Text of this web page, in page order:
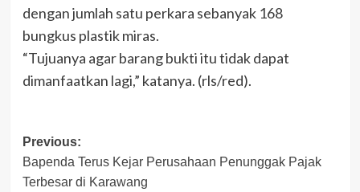
dengan jumlah satu perkara sebanyak 168
bungkus plastik miras.
“Tujuanya agar barang bukti itu tidak dapat
dimanfaatkan lagi,” katanya. (rls/red).
Post
navigation
Previous:
Bapenda Terus Kejar Perusahaan Penunggak Pajak
Terbesar di Karawang